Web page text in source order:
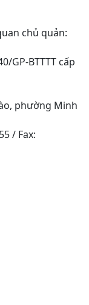
chủ quản:
GP-BTTTT cấp
phường Minh
/ Fax: